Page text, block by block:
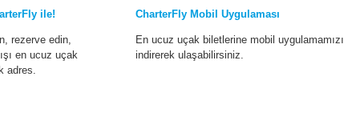
ile!
rezerve edin,
en ucuz uçak
adres.
CharterFly Mobil Uygulaması
En ucuz uçak biletlerine mobil uygulamamızı
indirerek ulaşabilirsiniz.